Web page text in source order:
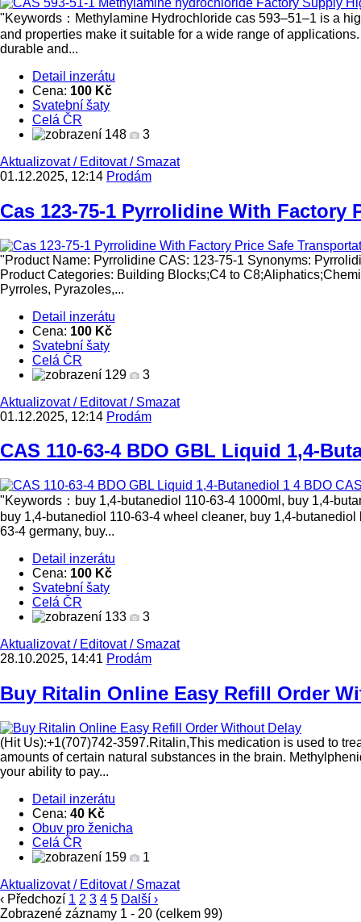
"Keywords：Methylamine Hydrochloride cas 593–51–1 is a
and properties make it suitable for a wide range of
durable and...
Detail inzerátu
Cena: 100 Kč
Svatební šaty
Celá ČR
148
3
Aktualizovat/ Editovat/ Smazat
01.12.2025, 12:14 Prodám
Cas 123-75-1 Pyrrolidine With Factory
"Product Name: Pyrrolidine CAS: 123-75-1 Synonyms:
Product Categories: Building Blocks;C4 to
Pyrroles, Pyrazoles,...
Detail inzerátu
Cena: 100 Kč
Svatební šaty
Celá ČR
129
3
Aktualizovat/ Editovat/ Smazat
01.12.2025, 12:14 Prodám
CAS 110-63-4 BDO GBL Liquid 1,4-
"Keywords：buy 1,4-butanediol 110-63-4 1000ml, buy 1,4-
buy 1,4-butanediol 110-63-4 wheel cleaner, buy 1,4-
63-4 germany, buy...
Detail inzerátu
Cena: 100 Kč
Svatební šaty
Celá ČR
133
3
Aktualizovat/ Editovat/ Smazat
28.10.2025, 14:41 Prodám
Buy Ritalin Online Easy Refill Order
(Hit Us):+1(707)742-3597.Ritalin,This medication is used to
amounts of certain natural substances in the brain.
your ability to pay...
Detail inzerátu
Cena: 40 Kč
Obuv pro ženicha
Celá ČR
159
1
Aktualizovat/ Editovat/ Smazat
‹ Předchozí 1 2 3 4 5 Další ›
Zobrazené záznamy 1 - 20 (celkem 99)